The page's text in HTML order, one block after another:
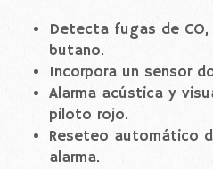
Detecta fugas de
butano.
Incorpora un sensor
Alarma acústica y
piloto rojo.
Reseteo automático
alarma.